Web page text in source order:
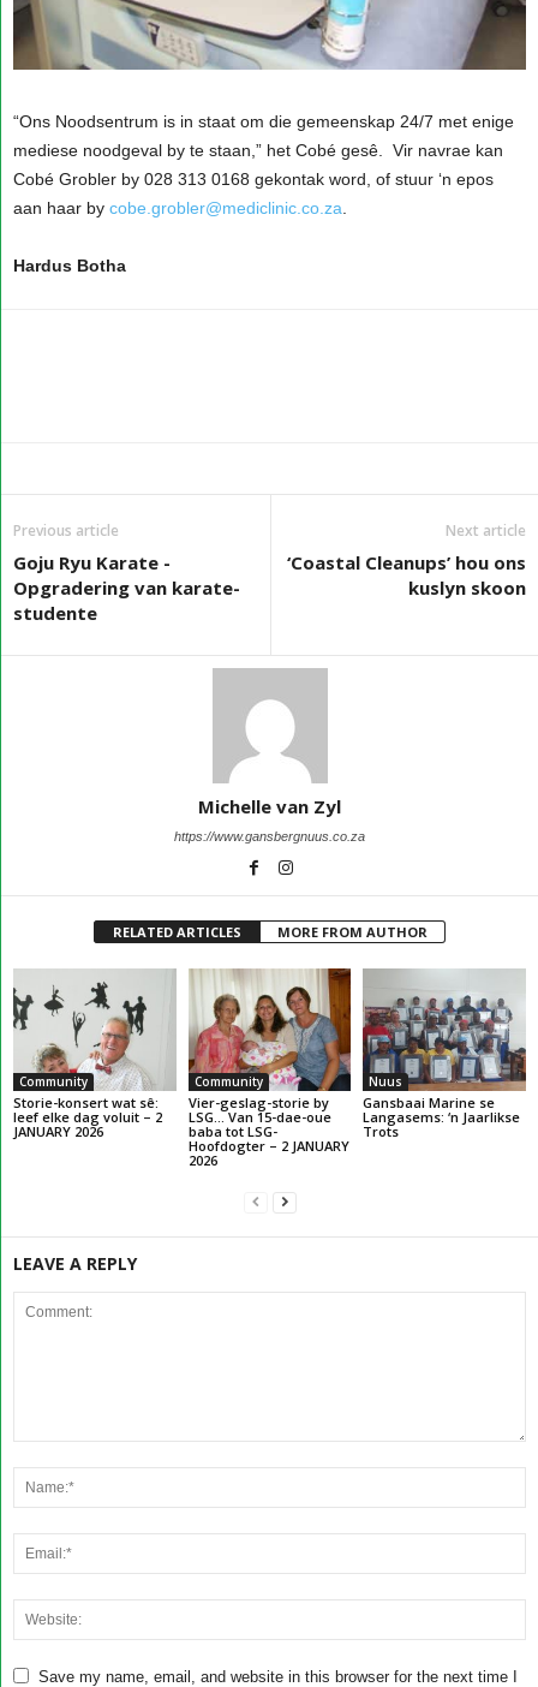
“Ons Noodsentrum is in staat om die gemeenskap 24/7 met enige
mediese noodgeval by te staan,” het Cobé gesê. Vir navrae kan
Cobé Grobler by 028 313 0168 gekontak word, of stuur ‘n epos
aan haar by cobe.grobler@mediclinic.co.za.
Hardus Botha
Previous article
Goju Ryu Karate -
Opgradering van karate-
studente
Next article
‘Coastal Cleanups’ hou ons
kuslyn skoon
Michelle van Zyl
https://www.gansbergnuus.co.za
RELATED ARTICLES MORE FROM AUTHOR
Community
Storie-konsert wat sê:
leef elke dag voluit – 2
JANUARY 2026
Community
Vier-geslag-storie by
LSG… Van 15-dae-oue
baba tot LSG-
Hoofdogter – 2 JANUARY
2026
Nuus
Gansbaai Marine se
Langasems: ‘n Jaarlikse
Trots
LEAVE A REPLY
Save my name, email, and website in this browser for the next time I